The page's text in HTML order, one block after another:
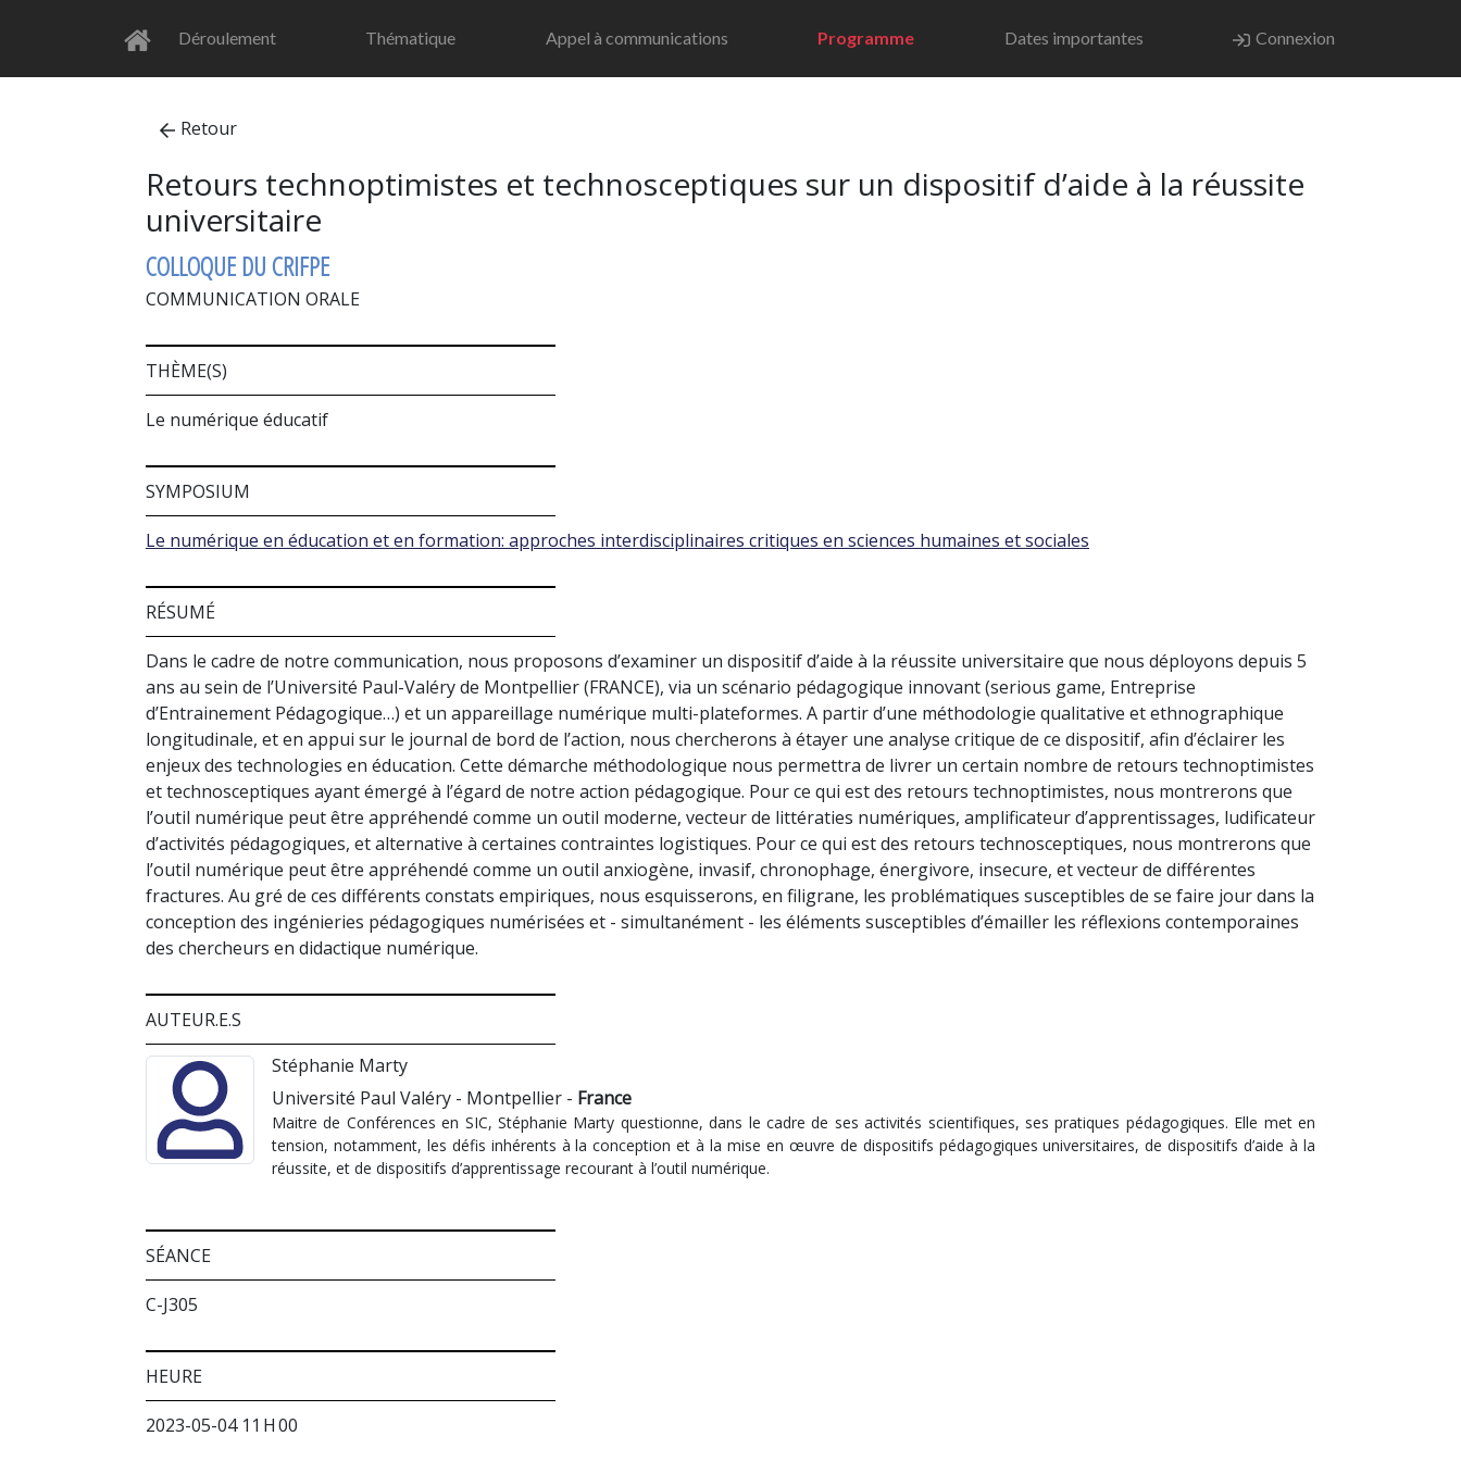
Déroulement Thématique Appel à communications Programme Dates importantes Connexion
Retour
Retours technoptimistes et technosceptiques sur un dispositif d’aide à la réussite
universitaire
COLLOQUE DU CRIFPE
COMMUNICATION ORALE
THÈME(S)
Le numérique éducatif
SYMPOSIUM
Le numérique en éducation et en formation: approches interdisciplinaires critiques en sciences humaines et sociales
RÉSUMÉ
Dans le cadre de notre communication, nous proposons d’examiner un dispositif d’aide à la réussite universitaire que nous déployons depuis 5
ans au sein de l’Université Paul-Valéry de Montpellier (FRANCE), via un scénario pédagogique innovant (serious game, Entreprise
d’Entrainement Pédagogique…) et un appareillage numérique multi-plateformes. A partir d’une méthodologie qualitative et ethnographique
longitudinale, et en appui sur le journal de bord de l’action, nous chercherons à étayer une analyse critique de ce dispositif, afin d’éclairer les
enjeux des technologies en éducation. Cette démarche méthodologique nous permettra de livrer un certain nombre de retours technoptimistes
et technosceptiques ayant émergé à l’égard de notre action pédagogique. Pour ce qui est des retours technoptimistes, nous montrerons que
l’outil numérique peut être appréhendé comme un outil moderne, vecteur de littératies numériques, amplificateur d’apprentissages, ludificateur
d’activités pédagogiques, et alternative à certaines contraintes logistiques. Pour ce qui est des retours technosceptiques, nous montrerons que
l’outil numérique peut être appréhendé comme un outil anxiogène, invasif, chronophage, énergivore, insecure, et vecteur de différentes
fractures. Au gré de ces différents constats empiriques, nous esquisserons, en filigrane, les problématiques susceptibles de se faire jour dans la
conception des ingénieries pédagogiques numérisées et - simultanément - les éléments susceptibles d’émailler les réflexions contemporaines
des chercheurs en didactique numérique.
AUTEUR.E.S
Stéphanie Marty
Université Paul Valéry - Montpellier - France
Maitre de Conférences en SIC, Stéphanie Marty questionne, dans le cadre de ses activités scientifiques, ses pratiques pédagogiques. Elle met en
tension, notamment, les défis inhérents à la conception et à la mise en œuvre de dispositifs pédagogiques universitaires, de dispositifs d’aide à la
réussite, et de dispositifs d’apprentissage recourant à l’outil numérique.
SÉANCE
C-J305
HEURE
2023-05-04 11 H 00